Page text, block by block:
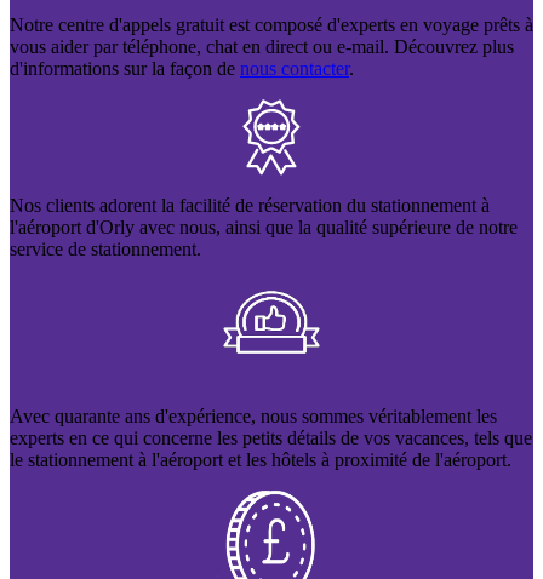
Notre centre d'appels gratuit est composé d'experts en voyage prêts à
vous aider par téléphone, chat en direct ou e-mail. Découvrez plus
d'informations sur la façon de nous contacter.
Nos clients adorent la facilité de réservation du stationnement à
l'aéroport d'Orly avec nous, ainsi que la qualité supérieure de notre
service de stationnement.
Avec quarante ans d'expérience, nous sommes véritablement les
experts en ce qui concerne les petits détails de vos vacances, tels que
le stationnement à l'aéroport et les hôtels à proximité de l'aéroport.